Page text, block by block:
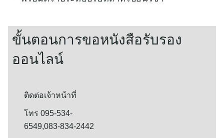
ขั้นตอนการขอหนังสือรับรอง
ออนไลน์
ติดต่อเจ้าหน้าที่
โทร 095-534-
6549,083-834-2442